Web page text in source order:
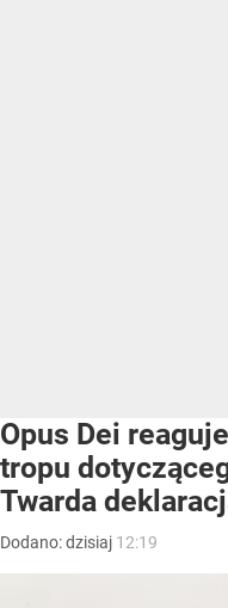
Opus Dei
tropu
Twarda
Dodano:dzisiaj 12:19